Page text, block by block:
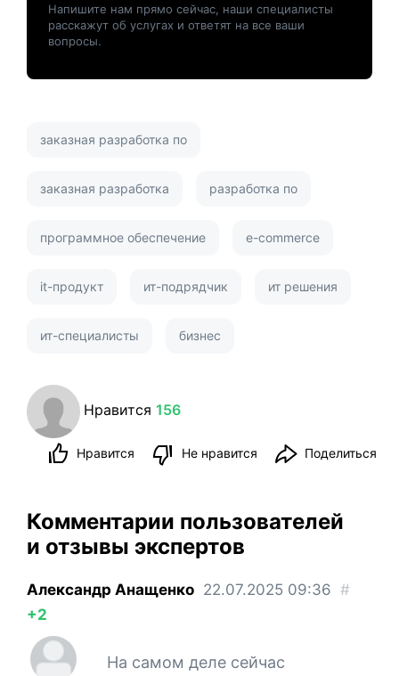
Напишите нам прямо сейчас, наши специалисты
расскажут об услугах и ответят на все ваши
вопросы.
заказная разработка по
заказная разработка разработка по
программное обеспечение e-commerce
it-продукт ит-подрядчик ит решения
ит-специалисты бизнес
Нравится 156
Нравится Не нравится Поделиться
Комментарии пользователей
и отзывы экспертов
Александр Анащенко 22.07.2025 09:36 #
+2
На самом деле сейчас